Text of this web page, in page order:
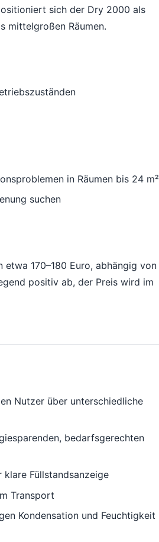
sich der Dry 2000 als
mittelgroßen Räumen.
in Räumen bis 24 m²
suchen
170–180 Euro, abhängig von
positiv ab, der Preis wird im
Nutzer über unterschiedliche
bedarfsgerechten
Füllstandsanzeige
Transport
Kondensation und Feuchtigkeit